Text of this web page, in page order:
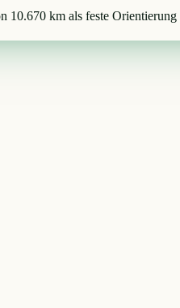
10.670 km als feste Orientierung